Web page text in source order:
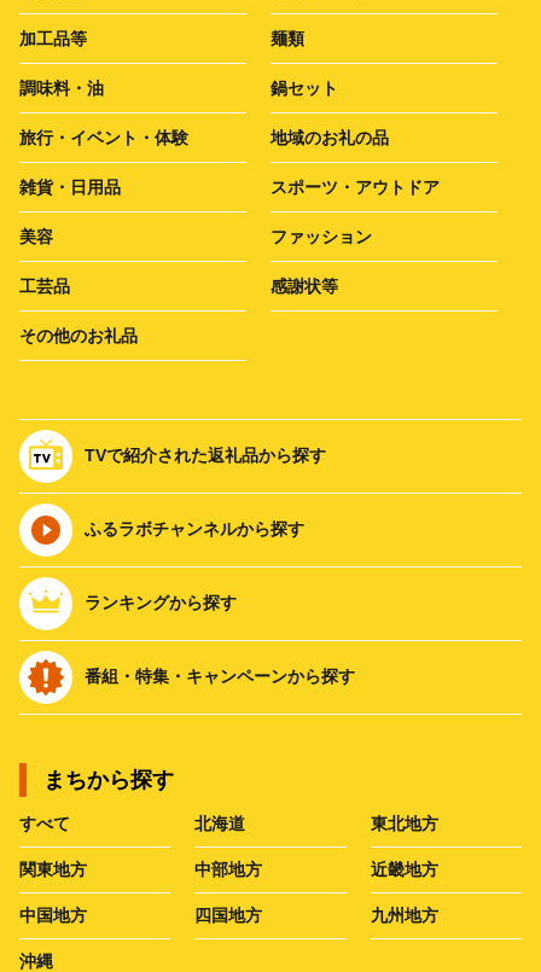
加工品等 麺類
調味料・油 鍋セット
旅行・イベント・体験 地域のお礼の品
雑貨・日用品 スポーツ・アウトドア
美容 ファッション
工芸品 感謝状等
その他のお礼品
TVで紹介された返礼品から探す
ふるラボチャンネルから探す
ランキングから探す
番組・特集・キャンペーンから探す
まちから探す
すべて 北海道 東北地方
関東地方 中部地方 近畿地方
中国地方 四国地方 九州地方
沖縄